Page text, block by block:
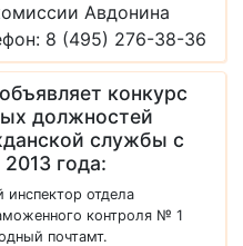
Авдонина
8 (495) 276-38-36
конкурс
должностей
службы с
года:
отдела
контроля № 1
почтамт.